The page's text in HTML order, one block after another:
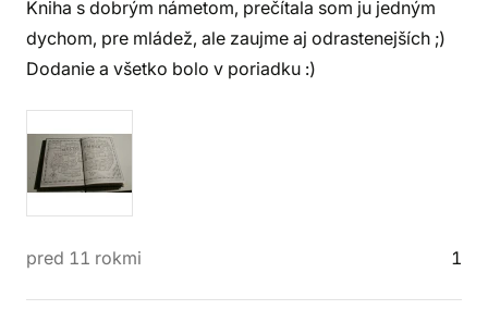
Kniha s dobrým námetom, prečítala som ju jedným
dychom, pre mládež, ale zaujme aj odrastenejších ;)
Dodanie a všetko bolo v poriadku :)
pred 11 rokmi 1